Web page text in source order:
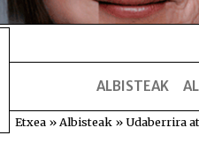
ALBISTEAK
Etxea » Albisteak »Udaberrira